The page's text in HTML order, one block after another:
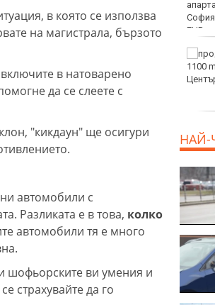
в която се използва
на магистрала, бързото
в натоварено
да се слеете с
"кикдаун" ще осигури
автомобили с
Разликата е в това, колко
автомобили тя е много
шофьорските ви умения и
страхувайте да го
намерени 460 000 евро
НАЙ-